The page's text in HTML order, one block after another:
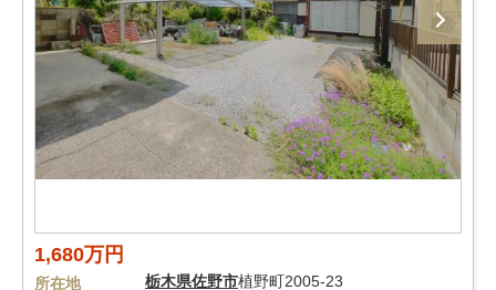
1,680万円
所在地 栃木県佐野市植野町2005-23